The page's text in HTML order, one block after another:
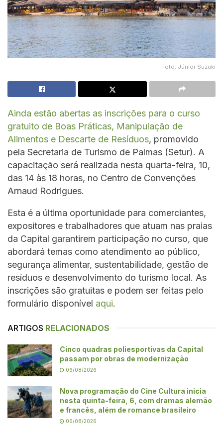
Foto: Júnior Suzuki
Ainda estão abertas as inscrições para o curso
gratuito de Boas Práticas, Manipulação de
Alimentos e Descarte de Resíduos, promovido
pela Secretaria de Turismo de Palmas (Setur). A
capacitação será realizada nesta quarta-feira, 10,
das 14 às 18 horas, no Centro de Convenções
Arnaud Rodrigues.
Esta é a última oportunidade para comerciantes,
expositores e trabalhadores que atuam nas praias
da Capital garantirem participação no curso, que
abordará temas como atendimento ao público,
segurança alimentar, sustentabilidade, gestão de
resíduos e desenvolvimento do turismo local. As
inscrições são gratuitas e podem ser feitas pelo
formulário disponível aqui.
ARTIGOS RELACIONADOS
Cinco quadras poliesportivas da Capital
passam por obras de modernização
06/08/2026
Nova programação do Cine Cultura inicia
nesta quinta-feira, 6, com dramas alemão
e francês, além de romance brasileiro
06/08/2026